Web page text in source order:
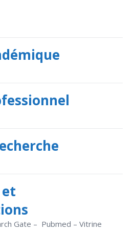
Gate – Pubmed – Vitrine